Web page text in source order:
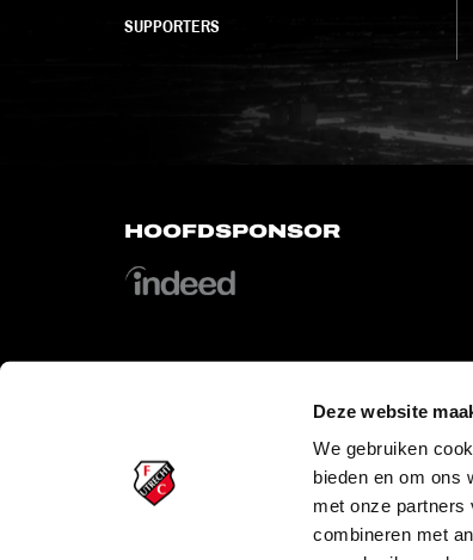
Deze website
We gebruiken
bieden en om ons
met onze partners
combineren met
SUPPORTERS
HOOFDSPONSOR
OFFICIAL PARTNERS